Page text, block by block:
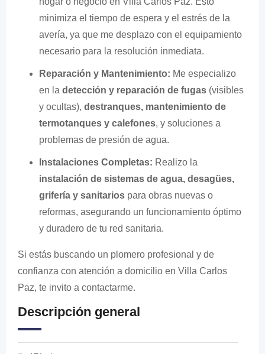
minimiza el tiempo de espera y el estrés de la
avería, ya que me desplazo con el equipamiento
necesario para la resolución inmediata.
Reparación y Mantenimiento: Me especializo
en la detección y reparación de fugas (visibles
y ocultas), destranques, mantenimiento de
termotanques y calefones, y soluciones a
problemas de presión de agua.
Instalaciones Completas: Realizo la
instalación de sistemas de agua, desagües,
grifería y sanitarios para obras nuevas o
reformas, asegurando un funcionamiento óptimo
y duradero de tu red sanitaria.
Si estás buscando un plomero profesional y de
confianza con atención a domicilio en Villa Carlos
Paz, te invito a contactarme.
Descripción general